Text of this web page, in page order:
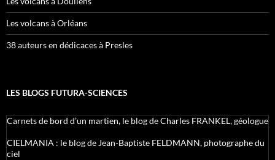
Les volcans à Orléans
38 auteurs en dédicaces à Presles
LES BLOGS FUTURA-SCIENCES
Carnets de bord d’un martien, le blog de Charles FRANKEL, géologue
CIELMANIA : le blog de Jean-Baptiste FELDMANN, photographe du
ciel